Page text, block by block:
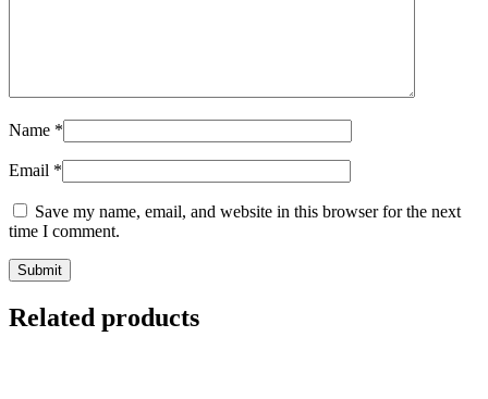
Name *
Email *
Save my name, email, and website in this browser for the next
time I comment.
Related products